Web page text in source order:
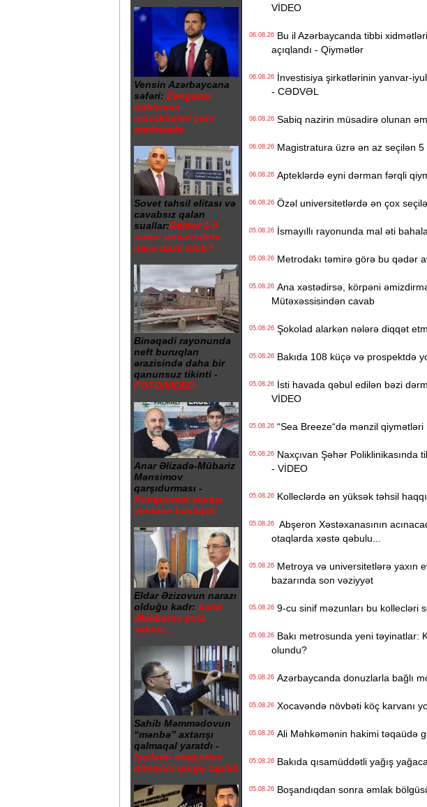
Vensin Azərbaycana
səfəri: Zəngəzur
dəhlizinin
müzakirələri yeni
mərhələdə
Sovet təhsil elitası və
cavabsız qalan
suallar:Rektor 6 il
sonra universitetə
necə daxil olub?
Binəqədi rayonunda
neft buruqları
ərazisində daha bir
qanunsuz tikinti -
FOTO/VİDEO
Anar Əlizadə-Mübariz
Mənsimov
qarşıdurması -
Kompromat savaşı
yenidən başlayıb
Eldar Əzizovun narazı
olduğu kadr: Xalid
Ələkbərov yola
salınır...
Sahib Məmmədovun
“mənbə” axtarışı
qalmaqal yaratdı -
İşçilərin otağından
dinləyici qurğu tapılıb
VİDEO
06.08.26Bu il Azərbaycanda tibbi
açıqlandı - Qiymətlər
06.08.26İnvestisiya şirkətlərinin yanvar-
- CƏDVƏL
06.08.26Sabiq nazirin müsadirə olunan
06.08.26Magistratura üzrə ən az seçilən 5
06.08.26Apteklərdə eyni dərman fərqli
06.08.26Özəl universitetlərdə ən çox
05.08.26İsmayıllı rayonunda mal əti
05.08.26Metrodakı təmirə görə bu qədər
05.08.26Ana xəstədirsə, körpəni
Mütəxəssisindən cavab
05.08.26Şokolad alarkən nələrə diqqət
05.08.26Bakıda 108 küçə və prospektdə
05.08.26İsti havada qəbul edilən bəzi
VİDEO
05.08.26“Sea Breeze“də mənzil
05.08.26Naxçıvan Şəhər Poliklinikasında
- VİDEO
05.08.26Kolleclərdə ən yüksək təhsil
05.08.26Abşeron Xəstəxanasının
otaqlarda xəstə qəbulu...
05.08.26Metroya və universitetlərə yaxın
bazarında son vəziyyət
05.08.269-cu sinif məzunları bu kollecləri
05.08.26Bakı metrosunda yeni təyinatlar:
olundu?
05.08.26Azərbaycanda donuzlarla bağlı
05.08.26Xocavəndə növbəti köç karvanı
05.08.26Ali Məhkəmənin hakimi təqaüdə
05.08.26Bakıda qısamüddətli yağış
05.08.26Boşandıqdan sonra əmlak